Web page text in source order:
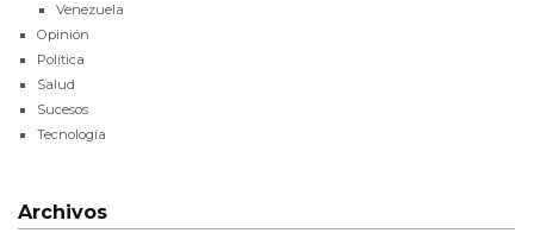
Venezuela
Opinión
Política
Salud
Sucesos
Tecnología
Archivos